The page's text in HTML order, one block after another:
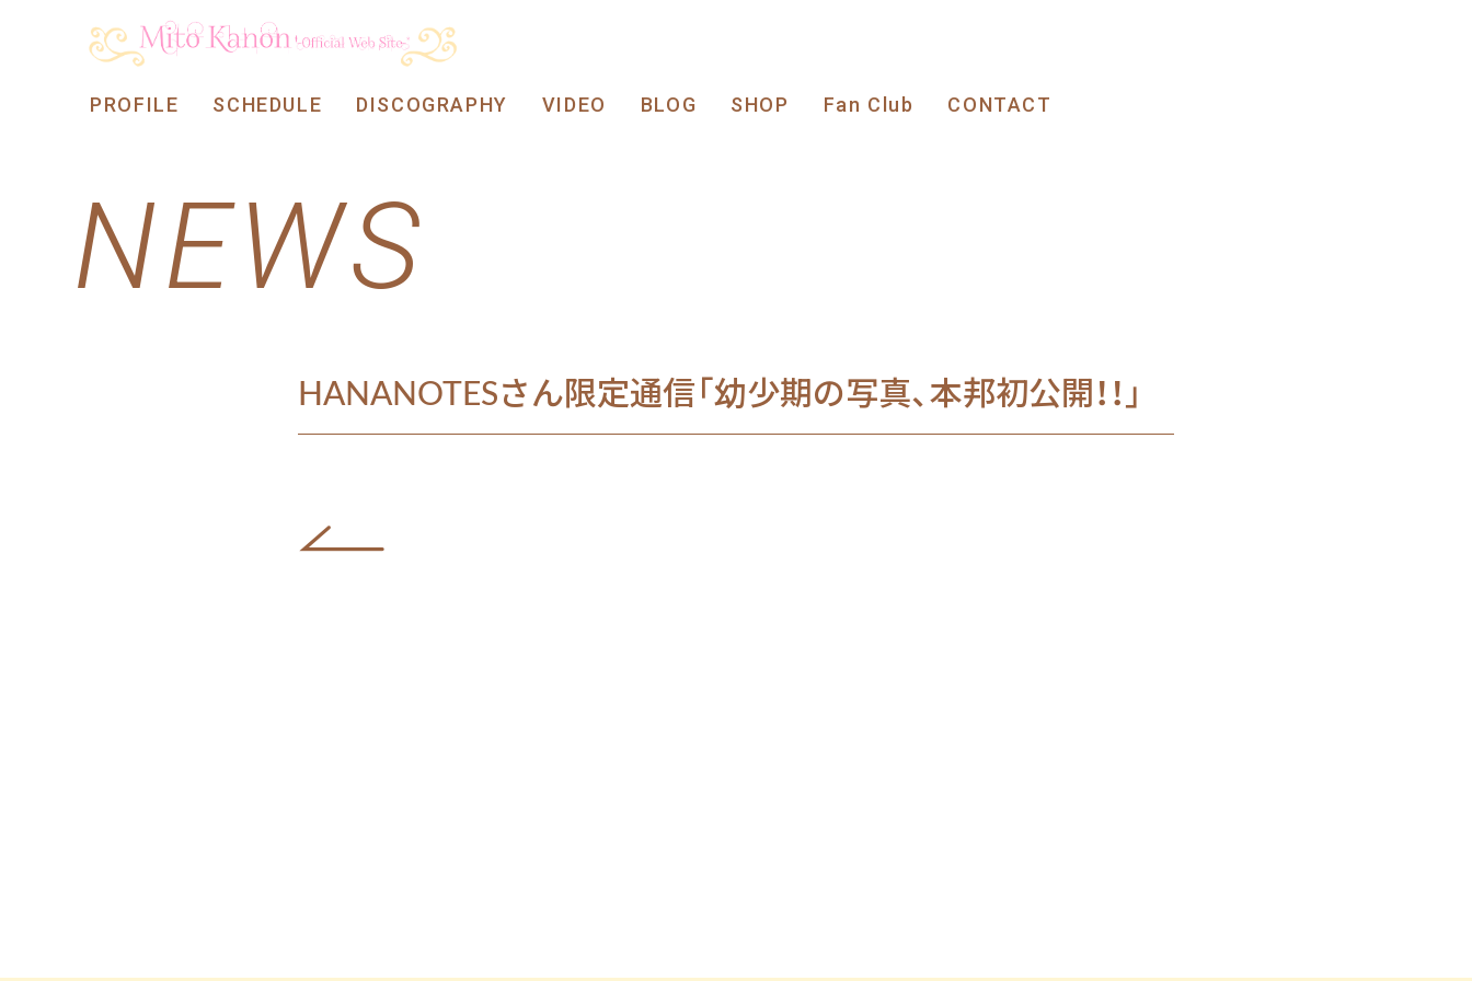
PROFILE SCHEDULE DISCOGRAPHY VIDEO BLOG SHOP Fan Club CONTACT
NEWS
HANANOTESさん限定通信「幼少期の写真、本邦初公開！！」